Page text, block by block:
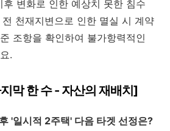
후 변화로 인한 예상치 못한 침수
천재지변으로 인한 멸실 시 계약
조항을 확인하여 불가항력적인
.
막 한 수 - 자산의 재배치]
'일시적 2주택' 다음 타겟 선정은?